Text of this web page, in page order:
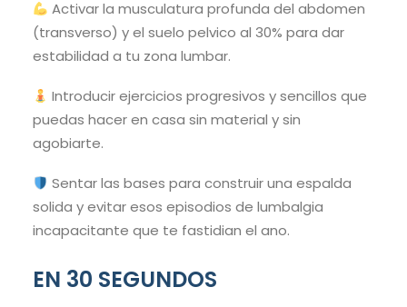
Activar la musculatura profunda del abdomen
(transverso) y el suelo pelvico al 30% para dar
estabilidad a tu zona lumbar.
Introducir ejercicios progresivos y sencillos que
puedas hacer en casa sin material y sin
agobiarte.
Sentar las bases para construir una espalda
solida y evitar esos episodios de lumbalgia
incapacitante que te fastidian el ano.
EN 30 SEGUNDOS